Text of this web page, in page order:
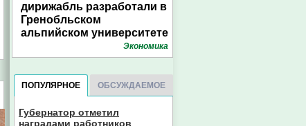
дирижабль разработали в
Гренобльском
альпийском университете
Экономика
ПОПУЛЯРНОЕ ОБСУЖДАЕМОЕ
Губернатор отметил
наградами работников